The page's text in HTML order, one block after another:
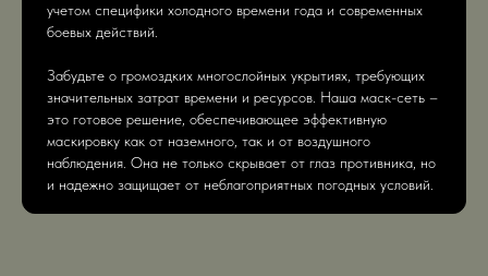
учетом специфики холодного времени года и современных
боевых действий.
Забудьте о громоздких многослойных укрытиях, требующих
значительных затрат времени и ресурсов. Наша маск-сеть –
это готовое решение, обеспечивающее эффективную
маскировку как от наземного, так и от воздушного
наблюдения. Она не только скрывает от глаз противника, но
и надежно защищает от неблагоприятных погодных условий.